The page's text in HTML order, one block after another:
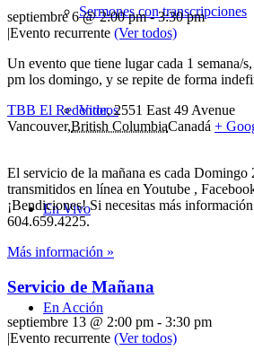
Sermones con transcripciones
Videos
En Vivo
En Acción
septiembre 6 @ 2:00 pm-3:30 pm
|Evento recurrente (Ver todos)
Un evento que tiene lugar cada 1 semana/
pm los domingo, y se repite de forma
TBB El Redentor,2551 East 49 Avenue
Vancouver,British ColumbiaCanadá +
El servicio de la mañana es cada Domingo
transmitidos en línea en Youtube ,
¡Bendiciones! Si necesitas más
604.659.4225.
Más información »
Servicio de Mañana
septiembre 13 @ 2:00 pm - 3:30 pm
|Evento recurrente (Ver todos)